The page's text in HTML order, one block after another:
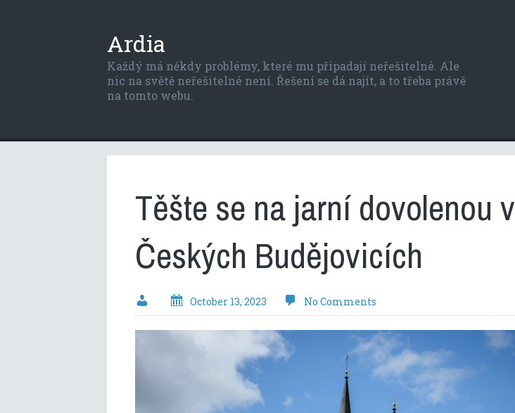
Ardia
Každý má někdy problémy, které mu připadají neřešitelné. Ale
nic na světě neřešitelné není. Řešení se dá najít, a to třeba právě
na tomto webu.
Těšte se na jarní dovolenou v
Českých Budějovicích
October 13, 2023 No Comments